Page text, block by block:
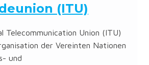
(ITU)
Telecommunication Union (ITU)
der Vereinten Nationen
und